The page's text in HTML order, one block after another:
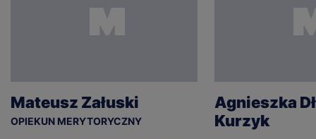
Mateusz Załuski
OPIEKUN MERYTORYCZNY
Agnieszka
Kurzyk